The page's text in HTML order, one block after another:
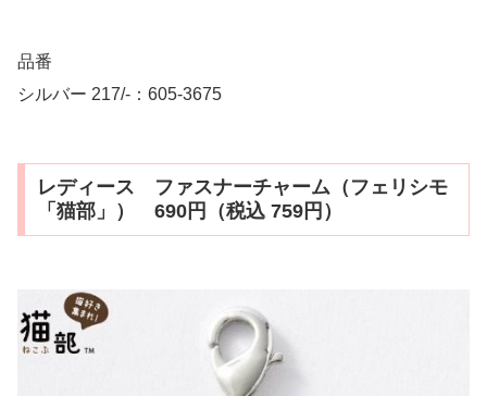
品番
シルバー 217/-：605-3675
レディース ファスナーチャーム（フェリシモ
「猫部」） 690円（税込 759円）